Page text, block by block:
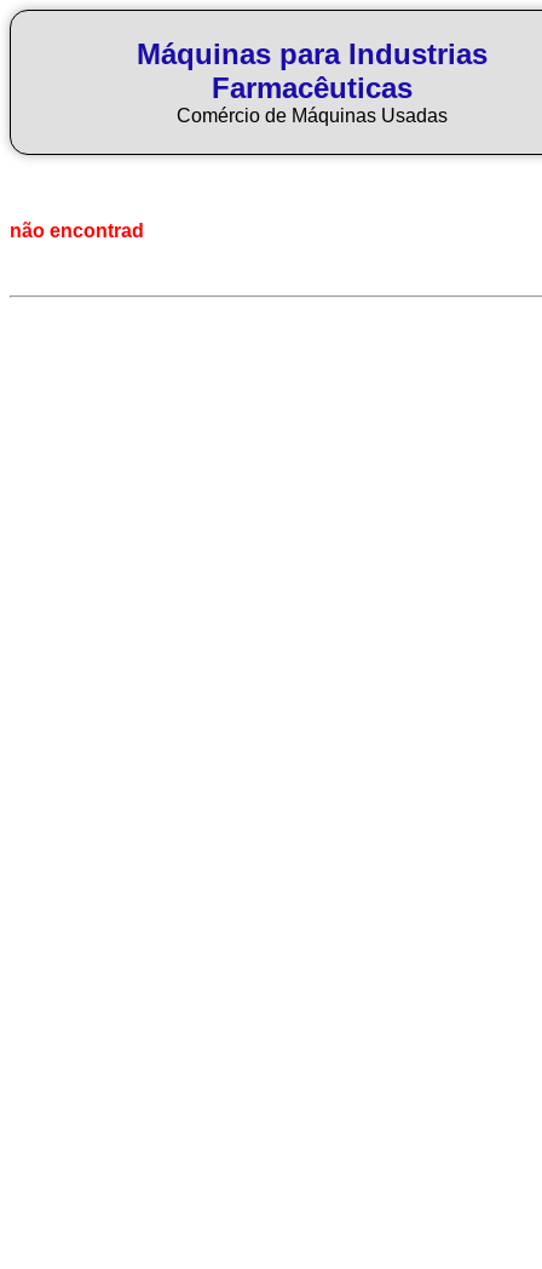
Máquinas para Industrias
Farmacêuticas
Comércio de Máquinas Usadas
não encontrad